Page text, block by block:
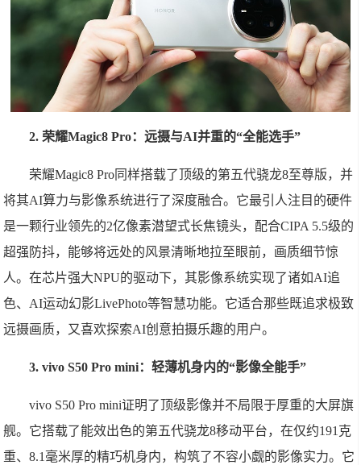
2. 荣耀Magic8 Pro：远摄与AI并重的“全能选手”
荣耀Magic8 Pro同样搭载了顶级的第五代骁龙8至尊版，并
将其AI算力与影像系统进行了深度融合。它最引人注目的硬件
是一颗行业领先的2亿像素潜望式长焦镜头，配合CIPA 5.5级的
超强防抖，能够将远处的风景清晰地拉至眼前，画质细节惊
人。在芯片强大NPU的驱动下，其影像系统实现了诸如AI追
色、AI运动幻影LivePhoto等智慧功能。它适合那些既追求极致
远摄画质，又喜欢探索AI创意拍摄乐趣的用户。
3. vivo S50 Pro mini：轻薄机身内的“影像全能手”
vivo S50 Pro mini证明了顶级影像并不局限于厚重的大屏旗
舰。它搭载了能效出色的第五代骁龙8移动平台，在仅约191克
重、8.1毫米厚的精巧机身内，构筑了不容小觑的影像实力。它